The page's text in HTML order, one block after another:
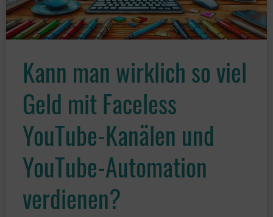
Kann man wirklich so viel
Geld mit Faceless
YouTube-Kanälen und
YouTube-Automation
verdienen?